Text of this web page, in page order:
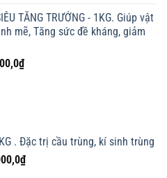
tại
là:
TĂNG TRƯỞNG - 1KG. Giúp vật
mẽ, Tăng sức đề kháng, giảm
₫Giá
. Đặc trị cầu trùng, kí sinh trùng
₫Khoảng